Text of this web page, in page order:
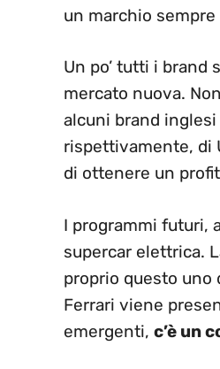
un marchio
Un po’ tutti i brand
mercato nuova.
alcuni brand inglesi
rispettivamente, di
di ottenere un
I programmi futuri,
supercar elettrica.
proprio questo uno
Ferrari viene
emergenti, c’è un